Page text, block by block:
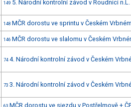
149 5. Národní kontrolní závod v Roudnici n.L.
148 MČR dorostu ve sprintu v Českém Vrbném
146 MČR dorostu ve slalomu v Českém
74 4. Národní kontrolní závod v Českém
73 3. Národní kontrolní závod v Českém
MČR dorostu ve sjezdu v Postřelmově +